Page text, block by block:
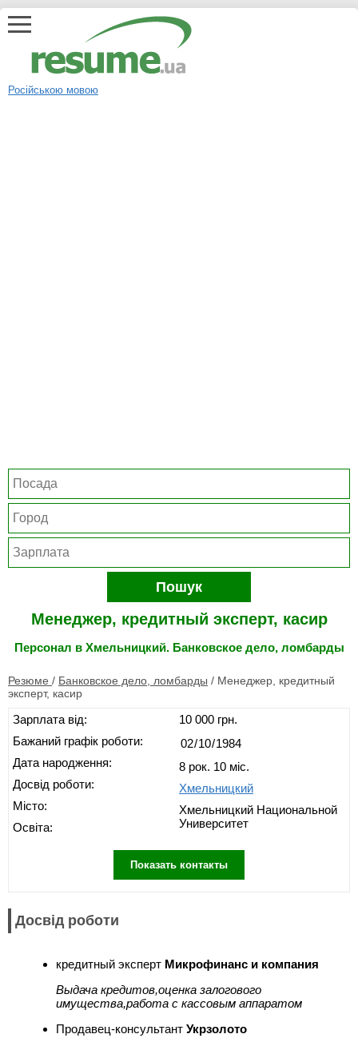
Російською мовою
Пошук
Менеджер, кредитный эксперт, касир
Персонал в Хмельницкий. Банковское дело, ломбарды
Резюме / Банковское дело, ломбарды / Менеджер, кредитный
эксперт, касир
Зарплата від:
Бажаний графік роботи:
Дата народження:
Досвід роботи:
Місто:
Освіта:
10 000 грн.
8 рок. 10 міс.
Хмельницкий
Хмельницкий Национальной
Университет
Показать контакты
Досвід роботи
кредитный эксперт Микрофинанс и компания
Выдача кредитов,оценка залогового
имущества,работа с кассовым аппаратом
Продавец-консультант Укрзолото